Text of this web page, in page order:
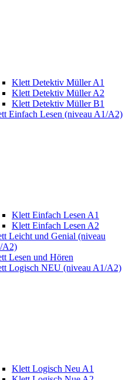
Klett Detektiv Müller A1
Klett Detektiv Müller A2
Klett Detektiv Müller B1
Einfach Lesen (niveau A1/A2)
Klett Einfach Lesen A1
Klett Einfach Lesen A2
Leicht und Genial (niveau
A2)
Lesen und Hören
Logisch NEU (niveau A1/A2)
Klett Logisch Neu A1